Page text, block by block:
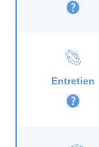
Entretien